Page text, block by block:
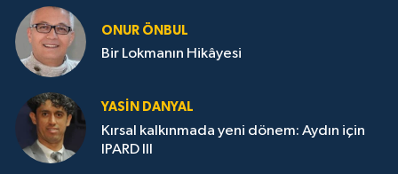
ONUR ÖNBUL
Bir Lokmanın Hikâyesi
YASIN DANYAL
Kırsal kalkınmada yeni dönem: Aydın için
IPARD III